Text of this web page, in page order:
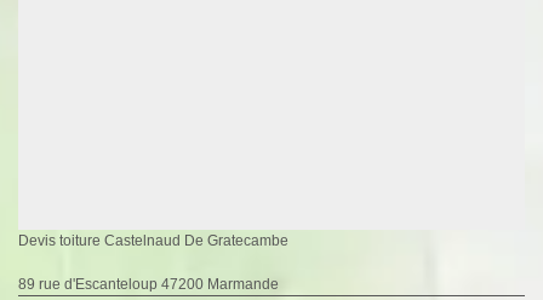
Devis toiture Castelnaud De Gratecambe
89 rue d'Escanteloup 47200 Marmande